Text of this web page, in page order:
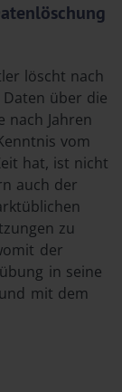
löscht nach
über die
nach Jahren
vom
hat, ist nicht
auch der
zu
der
in seine
mit dem